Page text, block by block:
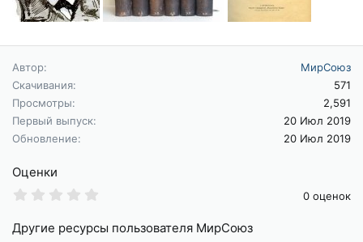
Автор
МирСоюз
Скачивания
571
Просмотры
2,591
Первый выпуск
20 Июл 2019
Обновление
20 Июл 2019
Оценки
0
0 оценок
Другие ресурсы пользователя МирСоюз